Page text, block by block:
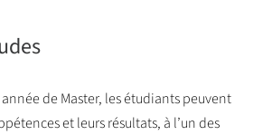
de Master, les étudiants peuvent
et leurs résultats, à l’un des